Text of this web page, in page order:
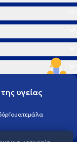
υγείας
Γουατεμάλα